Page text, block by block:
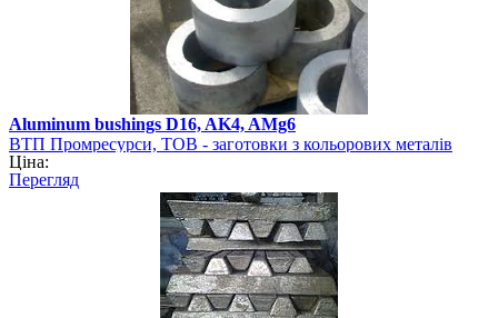
Aluminum bushings D16, AK4, AMg6
ВТП Промресурси, ТОВ - заготовки з кольорових металів
Ціна:
Перегляд